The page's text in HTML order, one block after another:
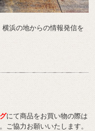
浜の地からの情報発信を
にて商品をお買い物の際は
ご協力お願いいたします。